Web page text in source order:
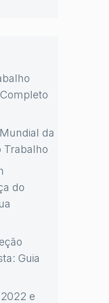
da
Trabalho
do
Guia
e